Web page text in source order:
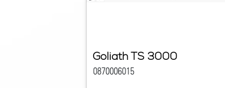
Goliath TS 3000
0870006015